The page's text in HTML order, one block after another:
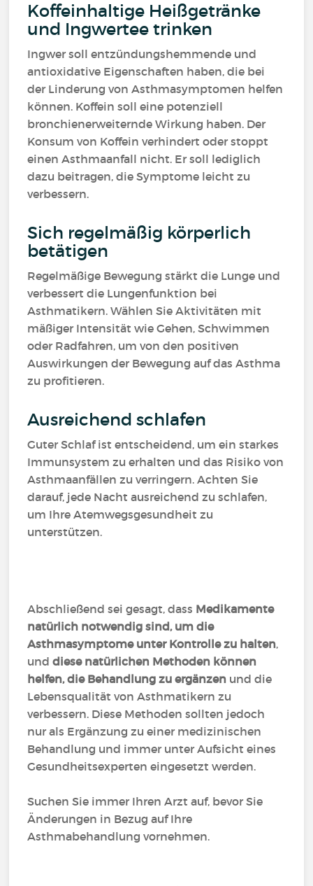
Koffeinhaltige Heißgetränke
und Ingwertee trinken
Ingwer soll entzündungshemmende und
antioxidative Eigenschaften haben, die bei
der Linderung von Asthmasymptomen helfen
können. Koffein soll eine potenziell
bronchienerweiternde Wirkung haben. Der
Konsum von Koffein verhindert oder stoppt
einen Asthmaanfall nicht. Er soll lediglich
dazu beitragen, die Symptome leicht zu
verbessern.
Sich regelmäßig körperlich
betätigen
Regelmäßige Bewegung stärkt die Lunge und
verbessert die Lungenfunktion bei
Asthmatikern. Wählen Sie Aktivitäten mit
mäßiger Intensität wie Gehen, Schwimmen
oder Radfahren, um von den positiven
Auswirkungen der Bewegung auf das Asthma
zu profitieren.
Ausreichend schlafen
Guter Schlaf ist entscheidend, um ein starkes
Immunsystem zu erhalten und das Risiko von
Asthmaanfällen zu verringern. Achten Sie
darauf, jede Nacht ausreichend zu schlafen,
um Ihre Atemwegsgesundheit zu
unterstützen.
Abschließend sei gesagt, dass Medikamente
natürlich notwendig sind, um die
Asthmasymptome unter Kontrolle zu halten,
unddiese natürlichen Methoden können
helfen, die Behandlung zu ergänzen und die
Lebensqualität von Asthmatikern zu
verbessern. Diese Methoden sollten jedoch
nur als Ergänzung zu einer medizinischen
Behandlung und immer unter Aufsicht eines
Gesundheitsexperten eingesetzt werden.
Suchen Sie immer Ihren Arzt auf, bevor Sie
Änderungen in Bezug auf Ihre
Asthmabehandlung vornehmen.